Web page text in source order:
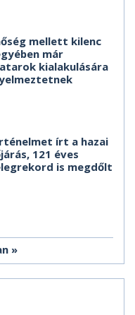
mellett kilenc
már
kialakulására
írt a hazai
121 éves
is megdőlt